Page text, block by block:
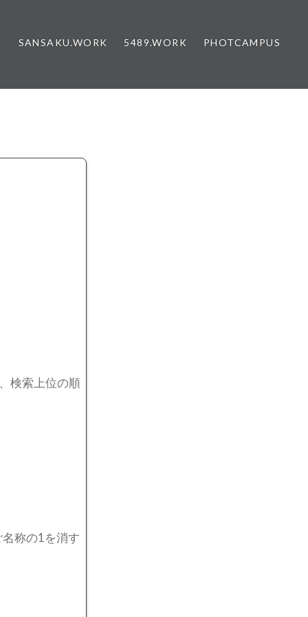
SANSAKU.WORK 5489.WORK PHOTCAMPUS
検索上位の順
称の1を消す